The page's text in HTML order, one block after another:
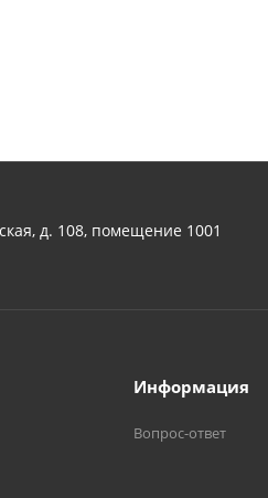
д. 108, помещение 1001
Информация
Вопрос-ответ